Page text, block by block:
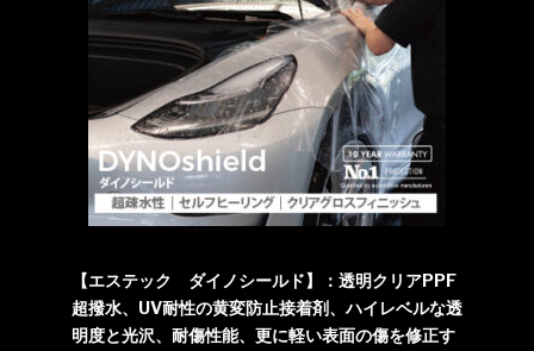
【エステック ダイノシールド】：透明クリアPPF
超撥水、UV耐性の黄変防止接着剤、ハイレベルな透
明度と光沢、耐傷性能、更に軽い表面の傷を修正す